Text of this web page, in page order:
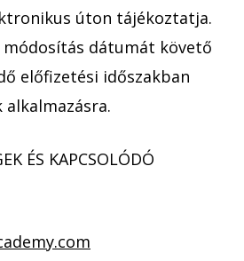
úton tájékoztatja.
dátumát követő
előfizetési időszakban
ÉS KAPCSOLÓDÓ